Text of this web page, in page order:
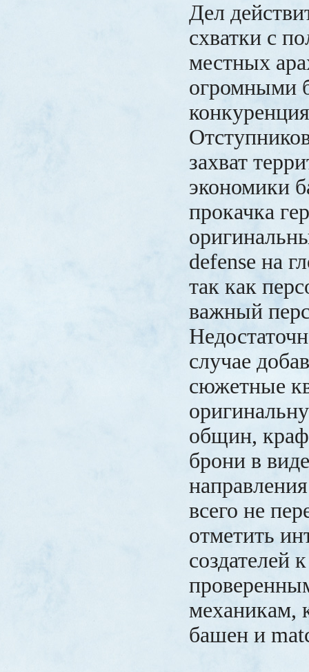
Дел
схватки с
местных
огромными
захват
экономики
прокачка
defense на
так как
важный
случае
сюжетные
общин,
брони в
всего не
отметить
создателей
механикам,
башен и